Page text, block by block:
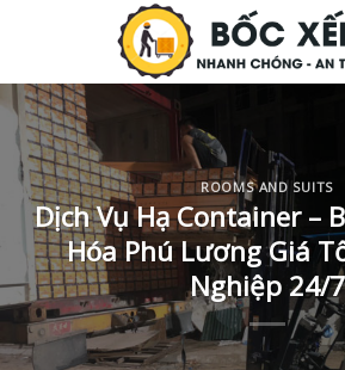
ROOMS AND SUITS
Dịch Vụ Hạ Container –
Hóa Phú Lương Giá
Nghiệp 24/7